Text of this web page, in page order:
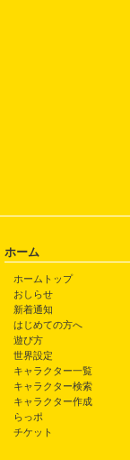
ホーム
ホームトップ
おしらせ
新着通知
はじめての方へ
遊び方
世界設定
キャラクター一覧
キャラクター検索
キャラクター作成
らっポ
チケット